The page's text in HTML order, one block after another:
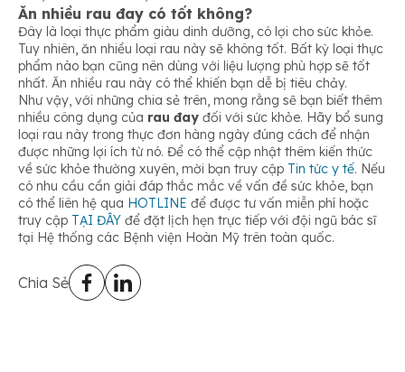
Ăn nhiều rau đay có tốt không?
Đây là loại thực phẩm giàu dinh dưỡng, có lợi cho sức khỏe.
Tuy nhiên, ăn nhiều loại rau này sẽ không tốt. Bất kỳ loại thực
phẩm nào bạn cũng nên dùng với liệu lượng phù hợp sẽ tốt
nhất. Ăn nhiều rau này có thể khiến bạn dễ bị tiêu chảy.
Như vậy, với những chia sẻ trên, mong rằng sẽ bạn biết thêm
nhiều công dụng của rau đay đối với sức khỏe. Hãy bổ sung
loại rau này trong thực đơn hàng ngày đúng cách để nhận
được những lợi ích từ nó. Để có thể cập nhật thêm kiến thức
về sức khỏe thường xuyên, mời bạn truy cập Tin tức y tế. Nếu
có nhu cầu cần giải đáp thắc mắc về vấn đề sức khỏe, bạn
có thể liên hệ qua HOTLINE để được tư vấn miễn phí hoặc
truy cập TẠI ĐÂY để đặt lịch hẹn trực tiếp với đội ngũ bác sĩ
tại Hệ thống các Bệnh viện Hoàn Mỹ trên toàn quốc.
Chia Sẻ